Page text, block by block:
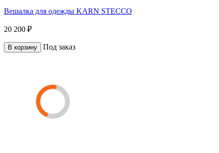
Вешалка для одежды KARN STECCO
20 200 ₽
В корзину Под заказ